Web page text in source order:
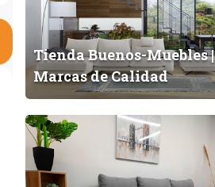
B
u
e
o
Tienda Buenos-Muebles |
Marcas de Calidad
R
m
a